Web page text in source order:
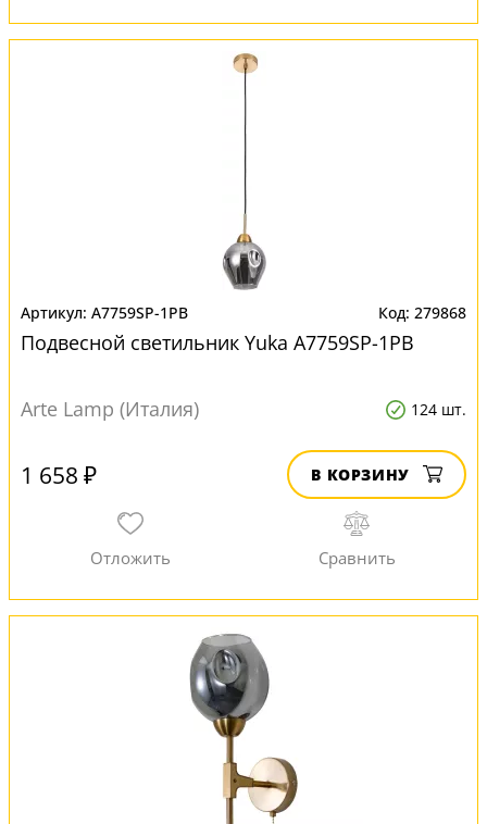
A7759SP-1PB 279868
Подвесной светильник Yuka A7759SP-1PB
Arte Lamp (Италия) 124 шт.
1 658 ₽ В КОРЗИНУ